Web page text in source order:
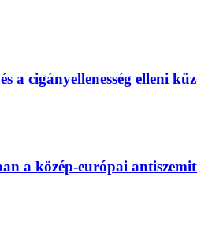
a cigányellenesség elleni
a közép-európai